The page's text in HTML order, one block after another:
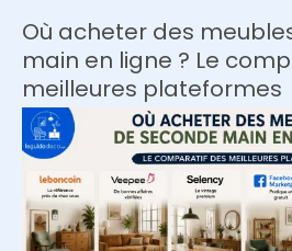
quand
a
des
chats
et
des
enfants
?
Où acheter des
main en ligne ? Le
meilleures plateformes